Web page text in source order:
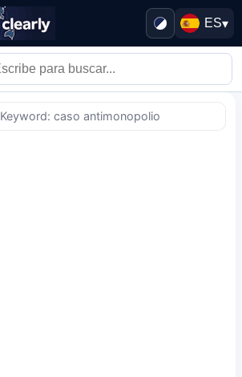
ES▾
Keyword: caso antimonopolio